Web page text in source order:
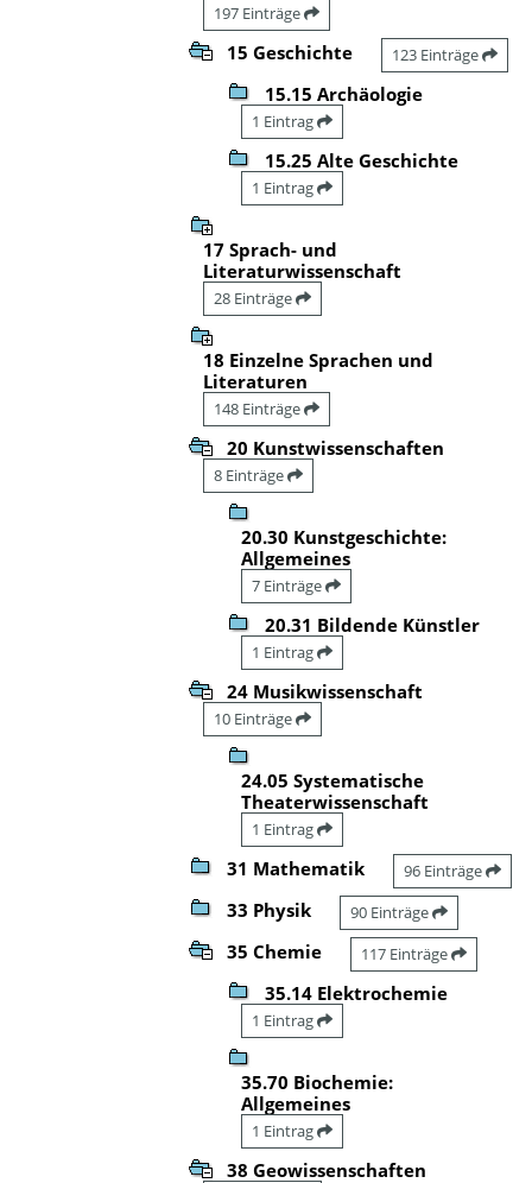
197 Einträge
15 Geschichte 123 Einträge
15.15 Archäologie
1 Eintrag
15.25 Alte Geschichte
1 Eintrag
17 Sprach- und
Literaturwissenschaft
28 Einträge
18 Einzelne Sprachen und
Literaturen
148 Einträge
20 Kunstwissenschaften
8 Einträge
20.30 Kunstgeschichte:
Allgemeines
7 Einträge
20.31 Bildende Künstler
1 Eintrag
24 Musikwissenschaft
10 Einträge
24.05 Systematische
Theaterwissenschaft
1 Eintrag
31 Mathematik 96 Einträge
33 Physik 90 Einträge
35 Chemie 117 Einträge
35.14 Elektrochemie
1 Eintrag
35.70 Biochemie:
Allgemeines
1 Eintrag
38 Geowissenschaften